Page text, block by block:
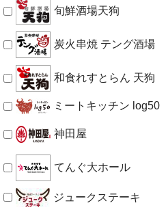
旬鮮酒場天狗
炭火串焼 テング酒場
和食れすとらん 天狗
ミートキッチン log50
神田屋
てんぐ大ホール
ジュークステーキ